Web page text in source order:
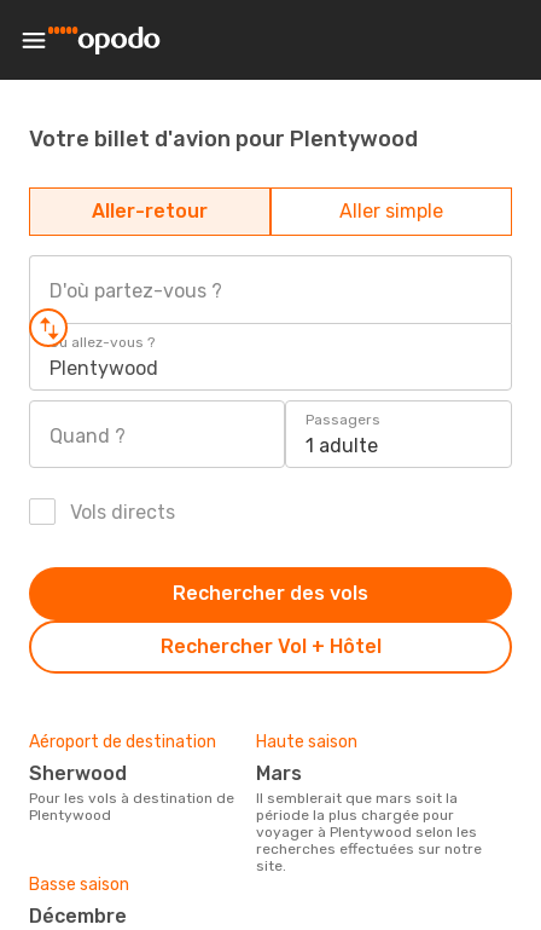
Votre billet d'avion pour Plentywood
Aller-retour Aller simple
D'où partez-vous ?
Où allez-vous ?
Plentywood
Quand ?
Passagers
1 adulte
Vols directs
Rechercher Vol + Hôtel
Rechercher des vols
Aéroport de destination
Sherwood
Pour les vols à destination de
Plentywood
Haute saison
mars
Il semblerait que mars soit la
période la plus chargée pour
voyager à Plentywood selon les
recherches effectuées sur notre
site.
Basse saison
décembre